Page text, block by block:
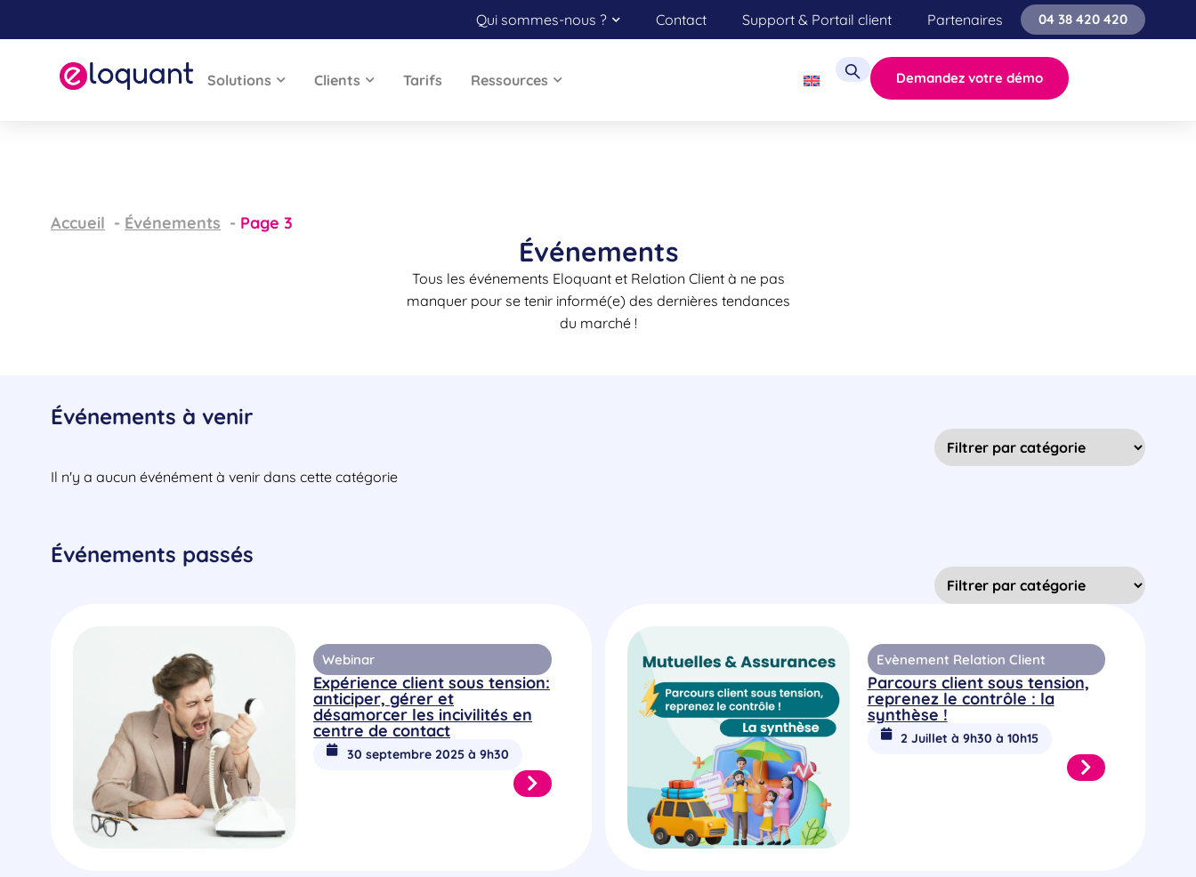
Qui sommes-nous ? Contact Support & Portail client Partenaires 04 38 420 420
Solutions Clients Tarifs Ressources Demandez votre démo
Accueil Événements Page 3
Événements
Tous les événements Eloquant et Relation Client à ne pas
manquer pour se tenir informé(e) des dernières tendances
du marché !
Événements à venir
Il n'y a aucun événément à venir dans cette catégorie
Événements passés
Webinar
Expérience client sous tension:
anticiper, gérer et
désamorcer les incivilités en
centre de contact
30 septembre 2025 à 9h30
Evènement Relation Client
Parcours client sous tension,
reprenez le contrôle : la
synthèse !
2 Juillet à 9h30 à 10h15